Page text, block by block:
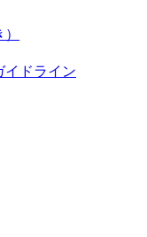
イドライン